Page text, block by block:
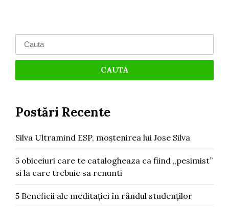
for:
Postări Recente
Silva Ultramind ESP, moștenirea lui Jose Silva
5 obiceiuri care te catalogheaza ca fiind „pesimist”
si la care trebuie sa renunti
5 Beneficii ale meditației în rândul studenților